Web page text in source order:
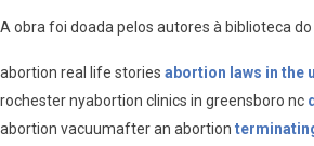
A obra foi doada pelos autores à biblioteca do
abortion real life stories abortion laws in the
rochester nyabortion clinics in greensboro nc
abortion vacuumafter an abortion